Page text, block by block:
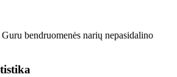
bendruomenės narių nepasidalino